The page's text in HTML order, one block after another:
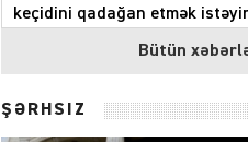
keçidini qadağan etmək
Quba rayonunda növbəti
Bütün
ŞƏRHSİZ